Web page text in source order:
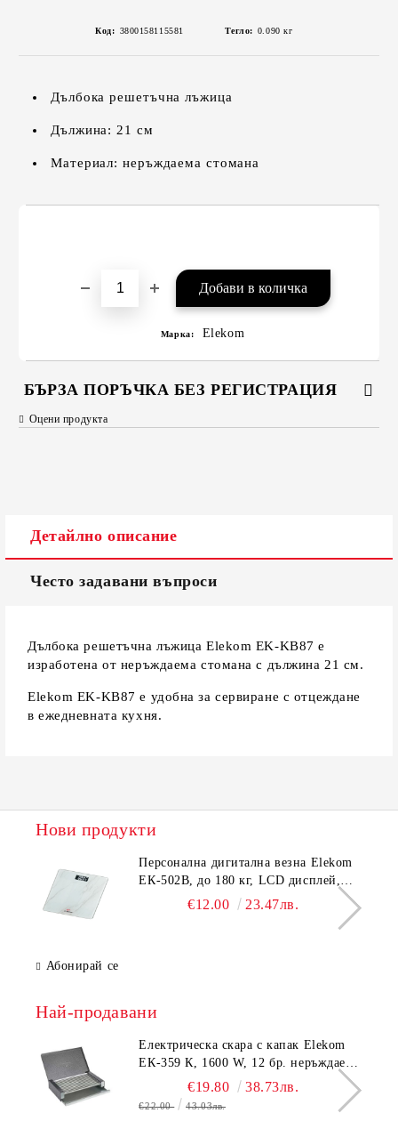
Код: 3800158115581 Тегло: 0.090 кг
Дълбока решетъчна лъжица
Дължина: 21 см
Материал: неръждаема стомана
Марка: Elekom
БЪРЗА ПОРЪЧКА БЕЗ РЕГИСТРАЦИЯ
Съгласен съм с
Ние ще се свържем с вас в рамките на работния ден.
Оцени продукта
Детайлно описание
Често задавани въпроси
Дълбока решетъчна лъжица Elekom EK-KB87 е
изработена от неръждаема стомана с дължина 21 см.
Elekom EK-KB87 е удобна за сервиране с отцеждане
в ежедневната кухня.
Нови продукти
Персонална дигитална везна Elekom
ЕК-502B, до 180 кг, LCD дисплей,
Темперирано стъкло - 6.0 мм,
€12.00 23.47лв.
Абонирай се
Най-продавани
Електрическа скара с капак Elekom
ЕК-359 К, 1600 W, 12 бр. неръждаеми
тръбни нагревятеля
€19.80 38.73лв.
€22.00 43.03лв.